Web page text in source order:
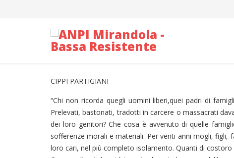
CIPPI PARTIGIANI
“Chi non ricorda quegli uomini liberi,quei padri di
Prelevati, bastonati, tradotti in carcere o massacrati
dei loro genitori? Che cosa è avvenuto di quelle
sofferenze morali e materiali. Per venti anni mogli,
loro cari, nel più completo isolamento. Quanti di